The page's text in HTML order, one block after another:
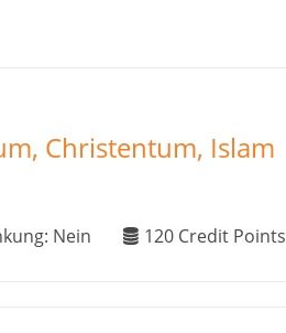
Christentum, Islam
Nein 120 Credit Points